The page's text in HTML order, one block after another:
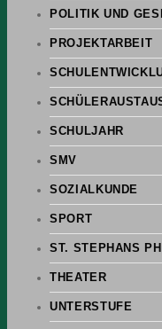
POLITIK UND
PROJEKTARBEIT
SCHULJAHR
SMV
SOZIALKUNDE
SPORT
ST. STEPHANS
THEATER
UNTERSTUFE